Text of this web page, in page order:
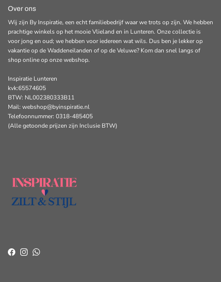
Over ons
Wij zijn By Inspiratie, een echt familiebedrijf waar we trots op zijn. We hebben
prachtige winkels op het mooie Vlieland en in Lunteren. Onze collectie is
voor jong en oud; we hebben voor iedereen wat wils. Dus ben je lekker op
vakantie op de Waddeneilanden of op de Veluwe? Kom dan snel langs of
shop online op onze webshop.
Inspiratie Lunteren
kvk:65574605
BTW: NL002380333B11
Mail: webshop@byinspiratie.nl
Telefoonnummer: 0318-485405
(Alle getoonde prijzen zijn Inclusie BTW)
Facebook
InstagramWhatsApp